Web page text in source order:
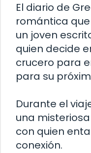
El diario de
romántica
un joven
quien decide
crucero para
para su
Durante el
una
con quien
conexión.